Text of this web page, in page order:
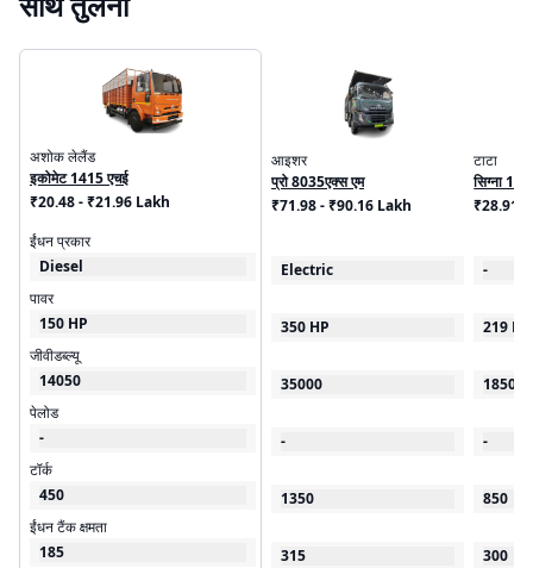
अशोक लेलैंड
इकोमेट 1415 एचई
₹20.48 - ₹21.96 Lakh
ईंधन प्रकार
Diesel
पावर
150 HP
जीवीडब्ल्यू
14050
पेलोड
-
टॉर्क
450
ईंधन टैंक क्षमता
185
आइशर
प्रो 8035एक्स एम
₹71.98 - ₹90.16 Lakh
Electric
350 HP
35000
-
1350
315
टाटा
सिग्ना
₹28.91
-
219 HP
18500
-
850
300